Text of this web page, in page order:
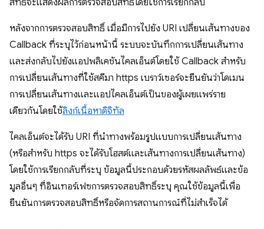
สิทธิ์จะแสดงผลการตรวจสอบสิทธิ์โดยใช้การเรียกกลับ
หลังจากการตรวจสอบสิทธิ์ เมื่อมีการไปยัง URI เปลี่ยนเส้นทางของ
Callback ที่ระบุไว้ก่อนหน้านี้ ระบบจะบันทึกการเปลี่ยนเส้นทาง
และส่งกลับไปยังแอปพลิเคชันไคลเอ็นต์โดยใช้ Callback สำหรับ
การเปลี่ยนเส้นทางที่ใช้สคีมา https เบราว์เซอร์จะยืนยันว่าโดเมน
การเปลี่ยนเส้นทางและแอปไคลเอ็นต์เป็นของผู้เผยแพร่ราย
เดียวกันโดยใช้ลิงก์เนื้อหาดิจิทัล
ไคลเอ็นต์จะได้รับ URI ที่นำทางพร้อมรูปแบบการเปลี่ยนเส้นทาง
(หรือสำหรับ https จะได้รับโฮสต์และเส้นทางการเปลี่ยนเส้นทาง)
โดยใช้การเรียกกลับที่ระบุ ข้อมูลนี้ประกอบด้วยรหัสผลลัพธ์และข้อ
มูลอื่นๆ ที่อินเทอร์เฟซการตรวจสอบสิทธิ์ระบุ คุณใช้ข้อมูลนี้เพื่อ
ยืนยันการตรวจสอบสิทธิ์หรือจัดการสถานการณ์ที่ไม่สําเร็จได้